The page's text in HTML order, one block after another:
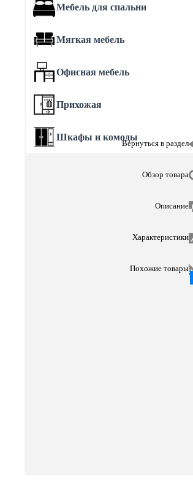
Мебель для спальни
Мягкая мебель
Офисная мебель
Прихожая
Шкафы и комоды
Вернуться в раздел
Обзор товара
Описание
Характеристики
Похожие товары